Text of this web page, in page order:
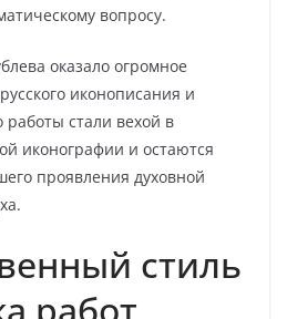
вопросу.
оказало огромное
иконописания и
работы стали вехой в
иконографии и остаются
проявления духовной
стиль